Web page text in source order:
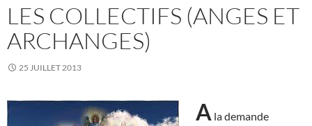
LES COLLECTIFS (ANGES ET
ARCHANGES)
25 JUILLET 2013
A la demande